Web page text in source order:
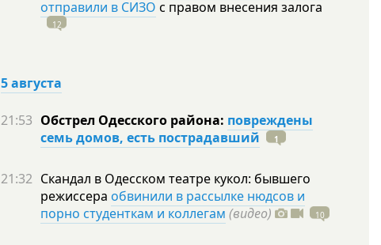
отправили в СИЗО с правом внесения залога
12
5 августа
21:53 Обстрел Одесского района: повреждены
семь домов, есть пострадавший
1
21:32 Скандал в Одесском театре кукол: бывшего
режиссера обвинили в рассылке нюдсов и
порно студенткам и коллегам (видео) 10